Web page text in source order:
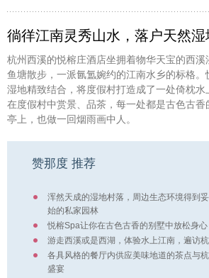
徜徉江南灵秀山水，落户天然湿
杭州西溪的悦榕庄酒店坐拥着物华天宝的西溪
鱼塘散步，一派氤氲婉约的江南水乡的标格
湿地精致结合，将度假村打造成了一处倚枕水
在度假村中赏景、品茶，每一处都是古色古
亭上，也做一回烟雨画中人。
赞那度 推荐
浑然天成的湿地村落，周边生态环境得到
始的私家园林
悦榕Spa让你在古色古香的别墅中放松身心
游走西溪或是西湖，体验水上江南，遍访
各具风格的餐厅内供应美味地道的茶点与
盛宴